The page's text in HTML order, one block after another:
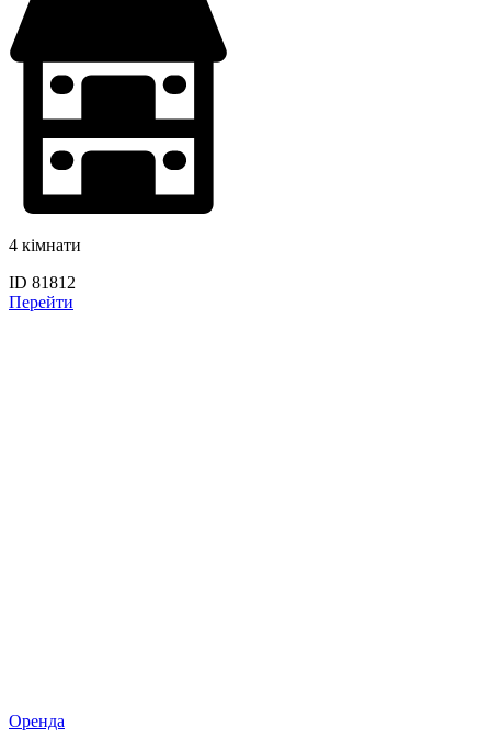
4 кімнати
ID 81812
Перейти
Оренда